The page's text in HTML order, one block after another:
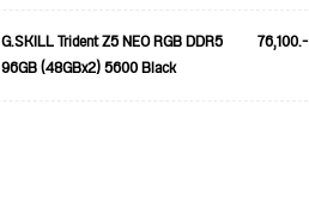
G.SKILL Trident Z5 NEO RGB DDR5
96GB (48GBx2) 5600 Black
76,100.-